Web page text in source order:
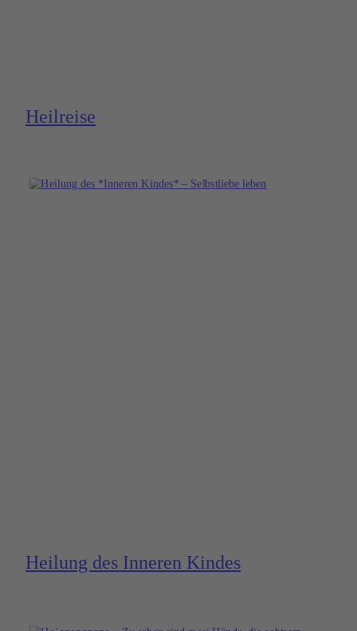
Heilreise
Heilung des Inneren Kindes